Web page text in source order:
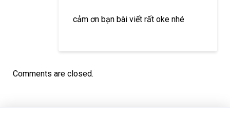
cảm ơn bạn bài viết rất oke nhé
Comments are closed.